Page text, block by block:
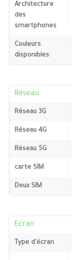
Architecture
des
smartphones
Couleurs
disponibles
Réseau
Réseau 3G
Réseau 4G
Réseau 5G
carte SIM
Deux SIM
Ecran
Type d'écran